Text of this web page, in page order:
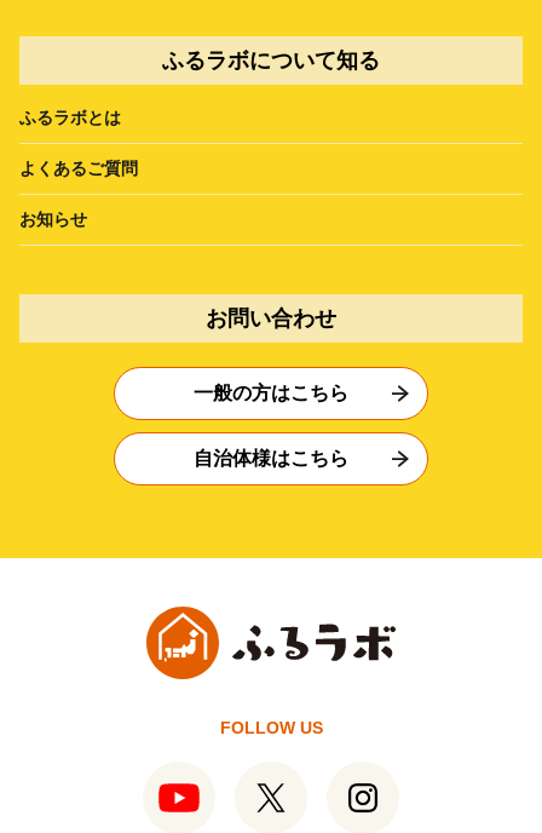
ふるラボについて知る
ふるラボとは
よくあるご質問
お知らせ
お問い合わせ
一般の方はこちら
自治体様はこちら
FOLLOW US